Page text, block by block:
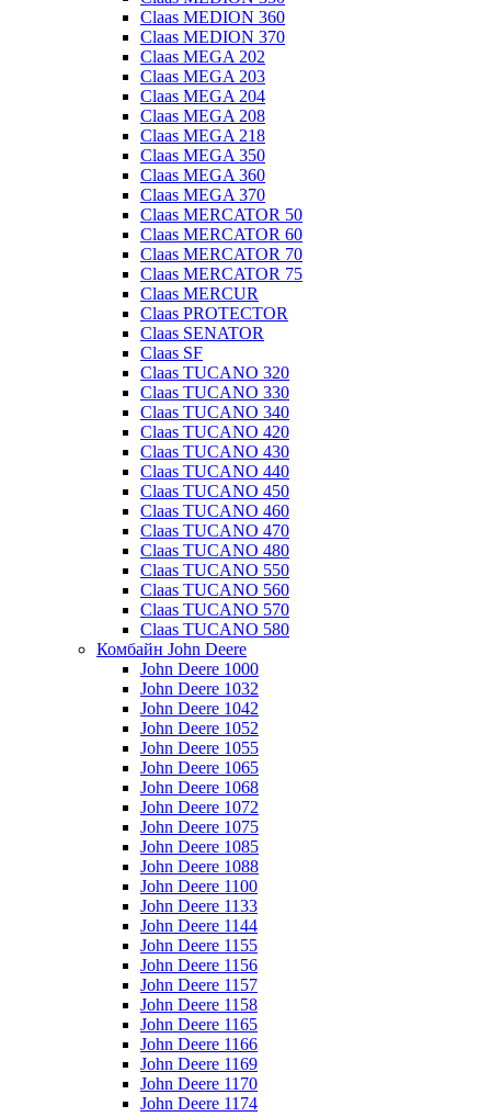
Claas MEDION 360
Claas MEDION 370
Claas MEGA 202
Claas MEGA 203
Claas MEGA 204
Claas MEGA 208
Claas MEGA 218
Claas MEGA 350
Claas MEGA 360
Claas MEGA 370
Claas MERCATOR 50
Claas MERCATOR 60
Claas MERCATOR 70
Claas MERCATOR 75
Claas MERCUR
Claas PROTECTOR
Claas SENATOR
Claas SF
Claas TUCANO 320
Claas TUCANO 330
Claas TUCANO 340
Claas TUCANO 420
Claas TUCANO 430
Claas TUCANO 440
Claas TUCANO 450
Claas TUCANO 460
Claas TUCANO 470
Claas TUCANO 480
Claas TUCANO 550
Claas TUCANO 560
Claas TUCANO 570
Claas TUCANO 580
Комбайн John Deere
John Deere 1000
John Deere 1032
John Deere 1042
John Deere 1052
John Deere 1055
John Deere 1065
John Deere 1068
John Deere 1072
John Deere 1075
John Deere 1085
John Deere 1088
John Deere 1100
John Deere 1133
John Deere 1144
John Deere 1155
John Deere 1156
John Deere 1157
John Deere 1158
John Deere 1165
John Deere 1166
John Deere 1169
John Deere 1170
John Deere 1174